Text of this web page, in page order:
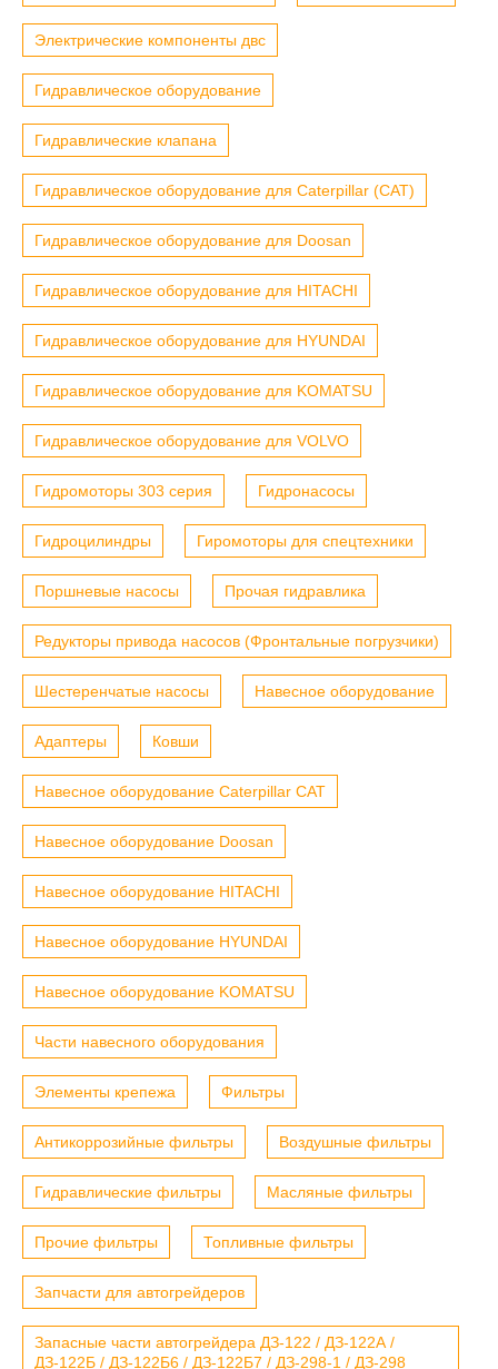
Электрические компоненты двс
Гидравлическое оборудование
Гидравлические клапана
Гидравлическое оборудование для Caterpillar (CAT)
Гидравлическое оборудование для Doosan
Гидравлическое оборудование для HITACHI
Гидравлическое оборудование для HYUNDAI
Гидравлическое оборудование для KOMATSU
Гидравлическое оборудование для VOLVO
Гидромоторы 303 серия Гидронасосы
Гидроцилиндры Гиромоторы для спецтехники
Поршневые насосы Прочая гидравлика
Редукторы привода насосов (Фронтальные погрузчики)
Шестеренчатые насосы Навесное оборудование
Адаптеры Ковши
Навесное оборудование Caterpillar CAT
Навесное оборудование Doosan
Навесное оборудование HITACHI
Навесное оборудование HYUNDAI
Навесное оборудование KOMATSU
Части навесного оборудования
Элементы крепежа Фильтры
Антикоррозийные фильтры Воздушные фильтры
Гидравлические фильтры Масляные фильтры
Прочие фильтры Топливные фильтры
Запчасти для автогрейдеров
Запасные части автогрейдера ДЗ-122 / ДЗ-122А /
ДЗ-122Б / ДЗ-122Б6 / ДЗ-122Б7 / ДЗ-298-1 / ДЗ-298